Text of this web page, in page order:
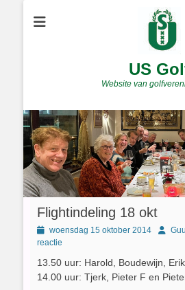
US
Website van
Flightindeling 18 okt
Geplaatst
op
woensdag 15 oktober 2014 Author
reactie
13.50 uur: Harold, Boudewijn,
14.00 uur: Tjerk, Pieter F en